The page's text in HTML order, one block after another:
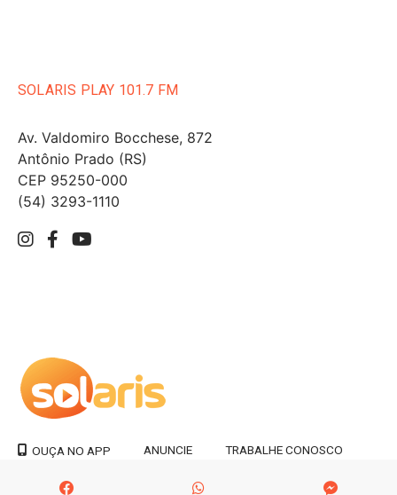
SOLARIS PLAY 101.7 FM
Av. Valdomiro Bocchese, 872
Antônio Prado (RS)
CEP 95250-000
(54) 3293-1110
OUÇA NO APP ANUNCIE TRABALHE CONOSCO